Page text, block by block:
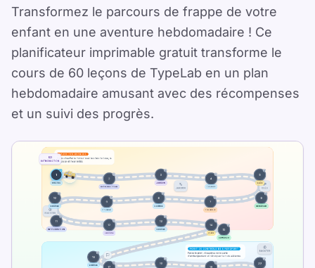
d'aventure de frappe
pour enfants et
familles
Published 2025-01-15
By TypeLab Editorial Team
Téléchargez un planificateur de frappe
hebdomadaire gratuit pour enfants et
familles. Transformez le cours de 60 leçons
de TypeLab en une aventure amusante.
Transformez le parcours de frappe de votre
enfant en une aventure hebdomadaire ! Ce
planificateur imprimable gratuit transforme le
cours de 60 leçons de TypeLab en un plan
hebdomadaire amusant avec des récompenses
et un suivi des progrès.